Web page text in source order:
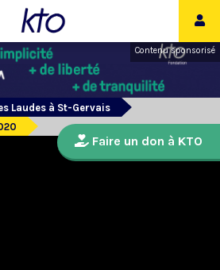
Contenu sponsorisé
Laudes à St-Gervais
Faire un don à KTO